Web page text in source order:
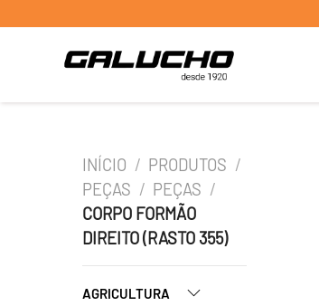
INÍCIO / PRODUTOS /
PEÇAS / PEÇAS /
CORPO FORMÃO
DIREITO (RASTO 355)
AGRICULTURA